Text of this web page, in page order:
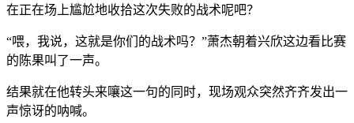
在正在场上尴尬地收拾这次失败的战术呢吧？
“喂，我说，这就是你们的战术吗？”萧杰朝着兴欣这边看比赛
的陈果叫了一声。
结果就在他转头来嚷这一句的同时，现场观众突然齐齐发出一
声惊讶的呐喊。